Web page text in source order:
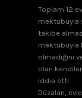
Toplam 12
mektubuyla
takibe
mektubuyla
olmadığını
olan
iddia etti.
Düzalan,